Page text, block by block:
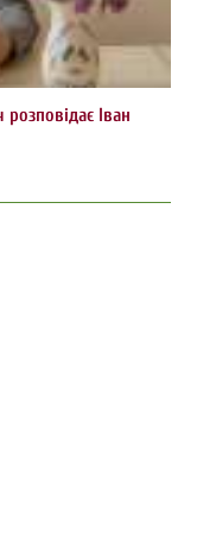
Іван